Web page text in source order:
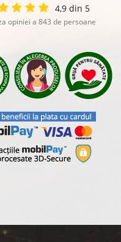
4,9 din 5
opiniei a 843 de persoane